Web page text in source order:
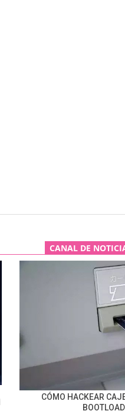
CANAL DE
CÓMO HACKEAR